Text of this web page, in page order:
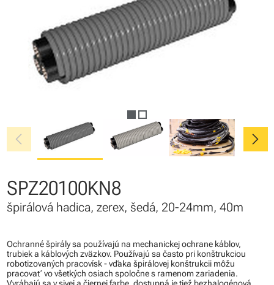
chevron_left chevron_right
SPZ20100KN8
špirálová hadica, zerex, šedá, 20-24mm, 40m
Ochranné špirály sa používajú na mechanickej ochrane káblov,
trubiek a káblových zväzkov. Používajú sa často pri konštrukciou
robotizovaných pracovísk - vďaka špirálovej konštrukcii môžu
pracovať vo všetkých osiach spoločne s ramenom zariadenia.